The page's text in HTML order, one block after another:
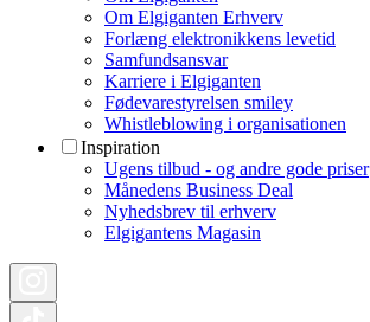
Om Elgiganten Erhverv
Forlæng elektronikkens levetid
Samfundsansvar
Karriere i Elgiganten
Fødevarestyrelsen smiley
Whistleblowing i organisationen
Inspiration
Ugens tilbud - og andre gode priser
Månedens Business Deal
Nyhedsbrev til erhverv
Elgigantens Magasin